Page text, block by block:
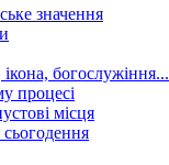
значення
богослужіння...
процесі
місця
сьогодення